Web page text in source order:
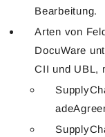
Bearbeitung.
Arten von
DocuWare
CII und UBL,